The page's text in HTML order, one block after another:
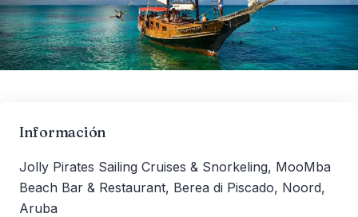
Información
Jolly Pirates Sailing Cruises & Snorkeling, MooMba
Beach Bar & Restaurant, Berea di Piscado, Noord,
Aruba